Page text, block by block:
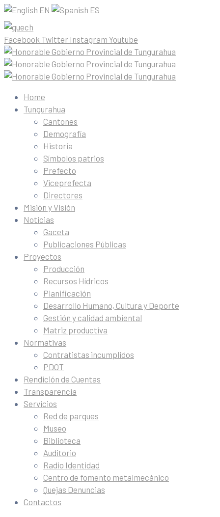
EN ES
Facebook Twitter Instagram Youtube
Home
Tungurahua
Cantones
Demografía
Historia
Símbolos patrios
Prefecto
Viceprefecta
Directores
Misión y Visión
Noticias
Gaceta
Publicaciones Públicas
Proyectos
Producción
Recursos Hídricos
Planificación
Desarrollo Humano, Cultura y Deporte
Gestión y calidad ambiental
Matriz productiva
Normativas
Contratistas incumplidos
PDOT
Rendición de Cuentas
Transparencia
Servicios
Red de parques
Museo
Biblioteca
Auditorio
Radio Identidad
Centro de fomento metalmecánico
Quejas Denuncias
Contactos